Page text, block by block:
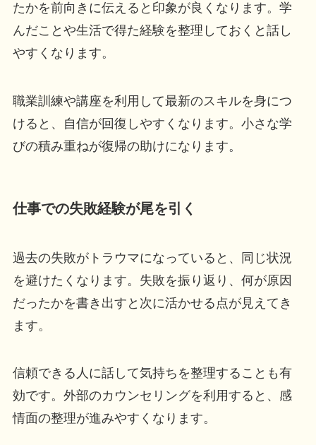
たかを前向きに伝えると印象が良くなります。学
んだことや生活で得た経験を整理しておくと話し
やすくなります。
職業訓練や講座を利用して最新のスキルを身につ
けると、自信が回復しやすくなります。小さな学
びの積み重ねが復帰の助けになります。
仕事での失敗経験が尾を引く
過去の失敗がトラウマになっていると、同じ状況
を避けたくなります。失敗を振り返り、何が原因
だったかを書き出すと次に活かせる点が見えてき
ます。
信頼できる人に話して気持ちを整理することも有
効です。外部のカウンセリングを利用すると、感
情面の整理が進みやすくなります。